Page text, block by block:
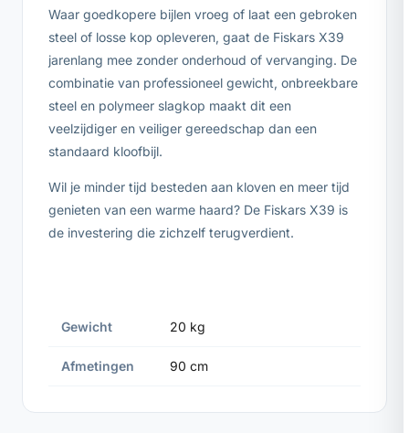
Waar goedkopere bijlen vroeg of laat een gebroken
steel of losse kop opleveren, gaat de Fiskars X39
jarenlang mee zonder onderhoud of vervanging. De
combinatie van professioneel gewicht, onbreekbare
steel en polymeer slagkop maakt dit een
veelzijdiger en veiliger gereedschap dan een
standaard kloofbijl.
Wil je minder tijd besteden aan kloven en meer tijd
genieten van een warme haard? De Fiskars X39 is
de investering die zichzelf terugverdient.
Gewicht 20 kg
Afmetingen 90 cm